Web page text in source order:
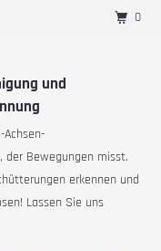
und
der Bewegungen misst.
erkennen und
Lassen Sie uns
0